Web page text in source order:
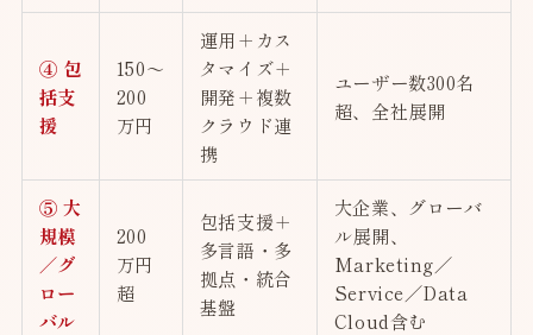
④ 包
括支
援
150〜
200
万円
運用＋カス
タマイズ＋
開発＋複数
クラウド連
携
ユーザー数300名
超、全社展開
⑤ 大
規模
／グ
ロー
バル
200
万円
超
包括支援＋
多言語・多
拠点・統合
基盤
大企業、グローバ
ル展開、
Marketing／
Service／Data
Cloud含む